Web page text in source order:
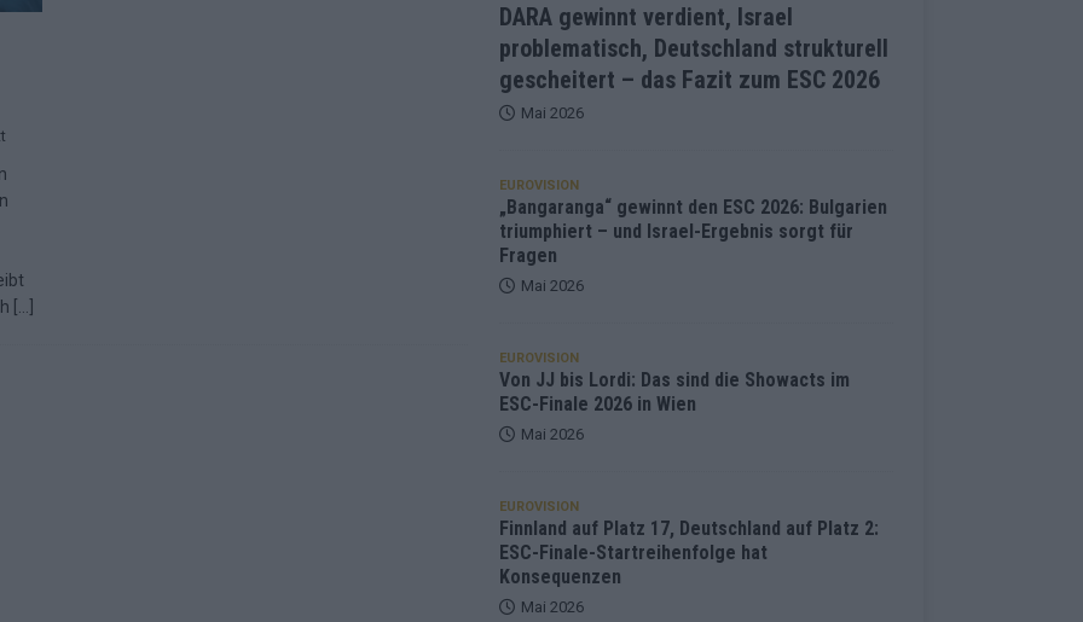
2: Dänemark vorne, Aserbaidschan chancenlos – Zypern
Café, neue Westernstadt: Der Europa-Park 2026 setzt auf viele
problematisch, Deutschland strukturell gescheitert – das
DARA gewinnt verdient, Israel
problematisch, Deutschland strukturell
gescheitert – das Fazit zum ESC 2026
Mai 2026
EUROVISION
„Bangaranga“ gewinnt den ESC 2026: Bulgarien
triumphiert – und Israel-Ergebnis sorgt für
Fragen
Mai 2026
EUROVISION
Von JJ bis Lordi: Das sind die Showacts im
ESC-Finale 2026 in Wien
Mai 2026
EUROVISION
Finnland auf Platz 17, Deutschland auf Platz 2:
ESC-Finale-Startreihenfolge hat
Konsequenzen
Mai 2026